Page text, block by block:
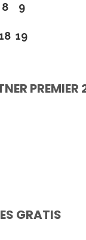
8 9
19
PREMIER
GRATIS